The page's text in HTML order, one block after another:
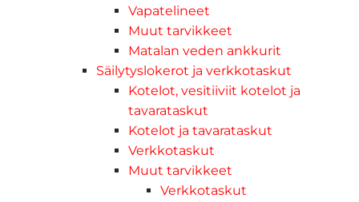
Vapatelineet
Muut tarvikkeet
Matalan veden ankkurit
Säilytyslokerot ja verkkotaskut
Kotelot, vesitiiviit kotelot ja
tavarataskut
Kotelot ja tavarataskut
Verkkotaskut
Muut tarvikkeet
Verkkotaskut